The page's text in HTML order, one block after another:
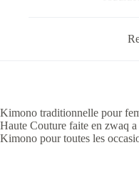
Kimono traditionnelle pour
Haute Couture faite en zwaq
Kimono pour toutes les